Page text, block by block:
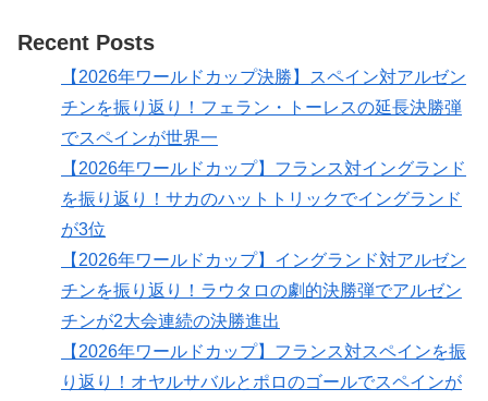
Recent Posts
【2026年ワールドカップ決勝】スペイン対アルゼン
チンを振り返り！フェラン・トーレスの延長決勝弾
でスペインが世界一
【2026年ワールドカップ】フランス対イングランド
を振り返り！サカのハットトリックでイングランド
が3位
【2026年ワールドカップ】イングランド対アルゼン
チンを振り返り！ラウタロの劇的決勝弾でアルゼン
チンが2大会連続の決勝進出
【2026年ワールドカップ】フランス対スペインを振
り返り！オヤルサバルとポロのゴールでスペインが